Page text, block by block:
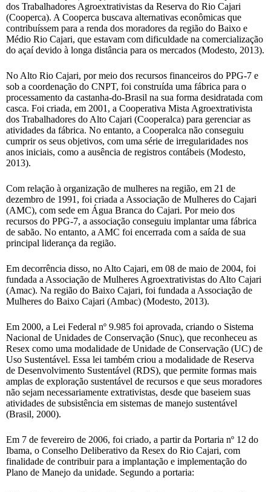
dos Trabalhadores Agroextrativistas da Reserva do Rio Cajari
(Cooperca). A Cooperca buscava alternativas econômicas que
contribuíssem para a renda dos moradores da região do Baixo e
Médio Rio Cajari, que estavam com dificuldade na comercialização
do açaí devido à longa distância para os mercados (Modesto, 2013).
No Alto Rio Cajari, por meio dos recursos financeiros do PPG-7 e
sob a coordenação do CNPT, foi construída uma fábrica para o
processamento da castanha-do-Brasil na sua forma desidratada com
casca. Foi criada, em 2001, a Cooperativa Mista Agroextrativista
dos Trabalhadores do Alto Cajari (Cooperalca) para gerenciar as
atividades da fábrica. No entanto, a Cooperalca não conseguiu
cumprir os seus objetivos, com uma série de irregularidades nos
anos iniciais, como a ausência de registros contábeis (Modesto,
2013).
Com relação à organização de mulheres na região, em 21 de
dezembro de 1991, foi criada a Associação de Mulheres do Cajari
(AMC), com sede em Água Branca do Cajari. Por meio dos
recursos do PPG-7, a associação conseguiu implantar uma fábrica
de sabão. No entanto, a AMC foi encerrada com a saída de sua
principal liderança da região.
Em decorrência disso, no Alto Cajari, em 08 de maio de 2004, foi
fundada a Associação de Mulheres Agroextrativistas do Alto Cajari
(Amac). Na região do Baixo Cajari, foi fundada a Associação de
Mulheres do Baixo Cajari (Ambac) (Modesto, 2013).
Em 2000, a Lei Federal nº 9.985 foi aprovada, criando o Sistema
Nacional de Unidades de Conservação (Snuc), que reconheceu as
Resex como uma modalidade de Unidade de Conservação (UC) de
Uso Sustentável. Essa lei também criou a modalidade de Reserva
de Desenvolvimento Sustentável (RDS), que permite formas mais
amplas de exploração sustentável de recursos e que seus moradores
não sejam necessariamente extrativistas, desde que baseiem suas
atividades de subsistência em sistemas de manejo sustentável
(Brasil, 2000).
Em 7 de fevereiro de 2006, foi criado, a partir da Portaria nº 12 do
Ibama, o Conselho Deliberativo da Resex do Rio Cajari, com
finalidade de contribuir para a implantação e implementação do
Plano de Manejo da unidade. Segundo a portaria: